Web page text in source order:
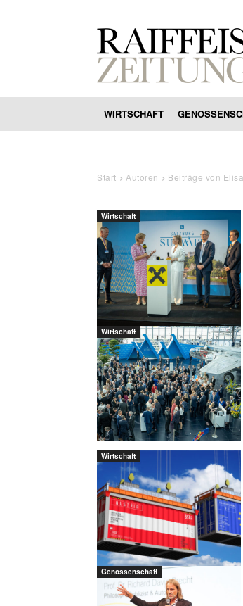
WIRTSCHAFT
Start Autoren Beiträge von
Wirtschaft
Wirtschaft
Wirtschaft
Genossenschaft